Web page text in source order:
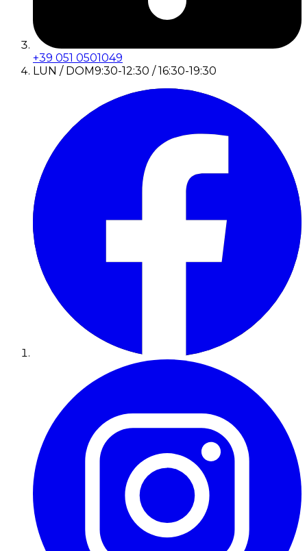
+39 051 0501049
LUN / DOM9:30-12:30 / 16:30-19:30